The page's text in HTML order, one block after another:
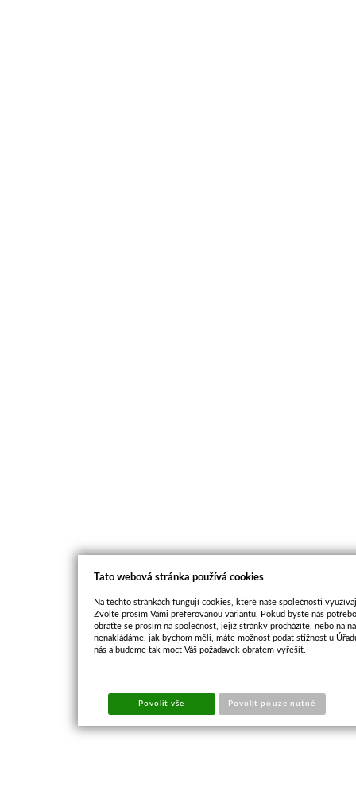
Tato webová stránka používá cookies
Na těchto stránkách fungují cookies, které naše společnosti
Zvolte prosím Vámi preferovanou variantu. Pokud byste nás
obraťte se prosím na společnost, jejíž stránky procházíte, nebo na
nenakládáme, jak bychom měli, máte možnost podat stížnost u
nás a budeme tak moct Váš požadavek obratem vyřešit.
Povolit vše Povolit pouze nutné